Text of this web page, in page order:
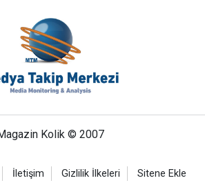
Kolik © 2007
İletişim Gizlilik İlkeleri Sitene Ekle